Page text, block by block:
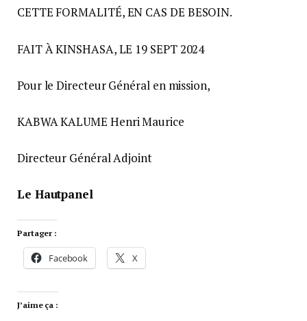
CETTE FORMALITÉ, EN CAS DE BESOIN.
FAIT À KINSHASA, LE 19 SEPT 2024
Pour le Directeur Général en mission,
KABWA KALUME Henri Maurice
Directeur Général Adjoint
Le Hautpanel
Partager :
Facebook X
J’aime ça :